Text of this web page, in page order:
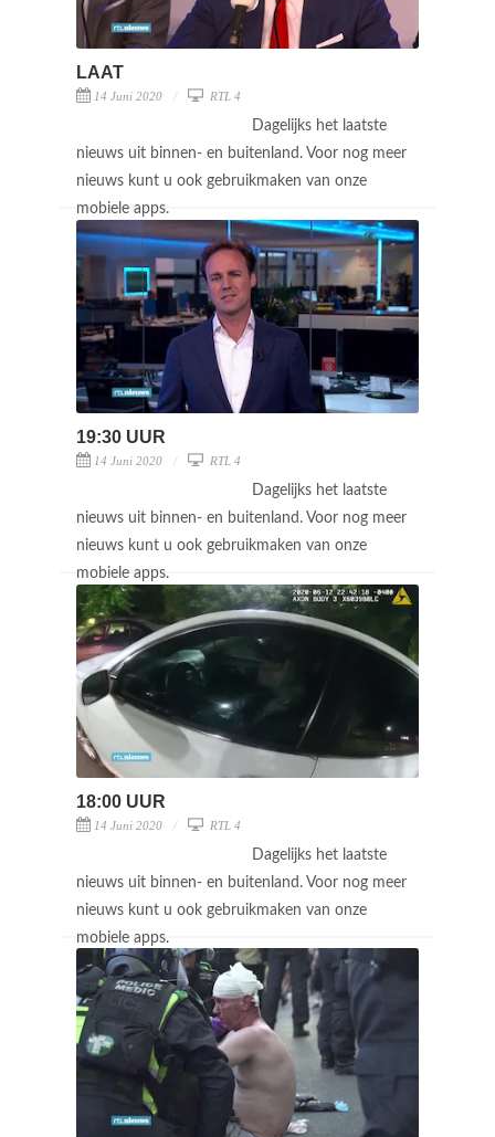
LAAT
14 Juni 2020 RTL 4
Dagelijks het laatste
nieuws uit binnen- en buitenland. Voor nog meer
nieuws kunt u ook gebruikmaken van onze
mobiele apps.
19:30 UUR
14 Juni 2020 RTL 4
Dagelijks het laatste
nieuws uit binnen- en buitenland. Voor nog meer
nieuws kunt u ook gebruikmaken van onze
mobiele apps.
18:00 UUR
14 Juni 2020 RTL 4
Dagelijks het laatste
nieuws uit binnen- en buitenland. Voor nog meer
nieuws kunt u ook gebruikmaken van onze
mobiele apps.